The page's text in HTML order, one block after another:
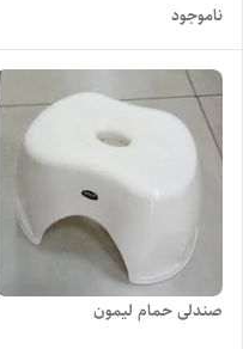
ناموجود
صندلی حمام لیمون